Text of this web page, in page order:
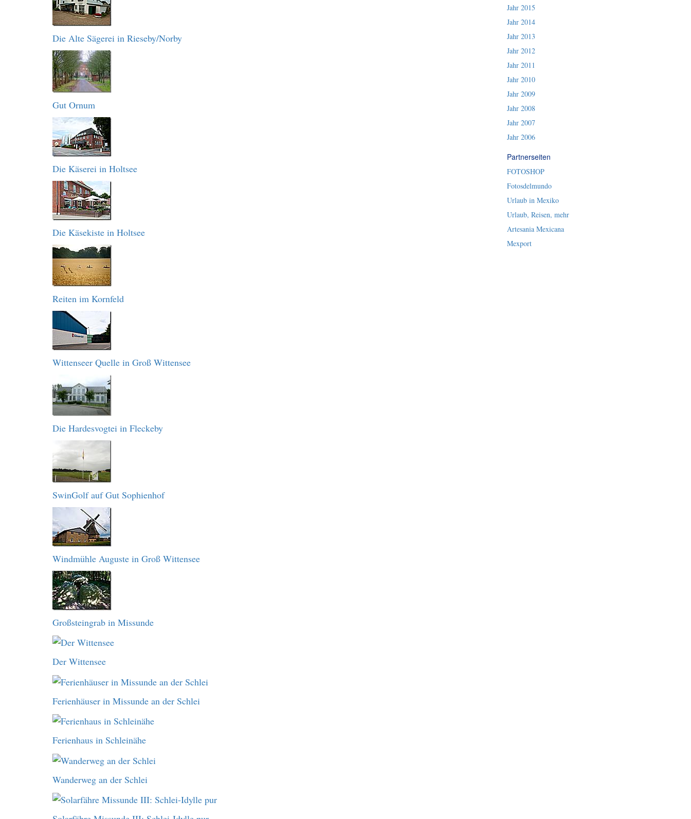
Die Alte Sägerei in Rieseby/Norby
Gut Ornum
Die Käserei in Holtsee
Die Käsekiste in Holtsee
Reiten im Kornfeld
Wittenseer Quelle in Groß Wittensee
Die Hardesvogtei in Fleckeby
SwinGolf auf Gut Sophienhof
Windmühle Auguste in Groß Wittensee
Großsteingrab in Missunde
Der Wittensee
Ferienhäuser in Missunde an der Schlei
Ferienhaus in Schleinähe
Wanderweg an der Schlei
Jahr 2015
Jahr 2014
Jahr 2013
Jahr 2012
Jahr 2011
Jahr 2010
Jahr 2009
Jahr 2008
Jahr 2007
Jahr 2006
Partnerseiten
FOTOSHOP
Fotosdelmundo
Urlaub in Mexiko
Urlaub, Reisen, mehr
Artesania Mexicana
Mexport